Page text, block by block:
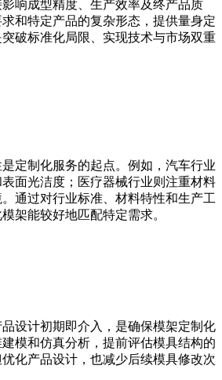
响成型精度、生产效率及终产品质
和特定产品的复杂形态，提供量身定
破标准化局限、实现技术与市场双重
定制化服务的起点。例如，汽车行业
面光洁度；医疗器械行业则注重材料
通过对行业标准、材料特性和生产工
架能较好地匹配特定需求。
设计初期即介入，是确保模架定制化
模和仿真分析，提前评估模具结构的
化产品设计，也减少后续模具修改次